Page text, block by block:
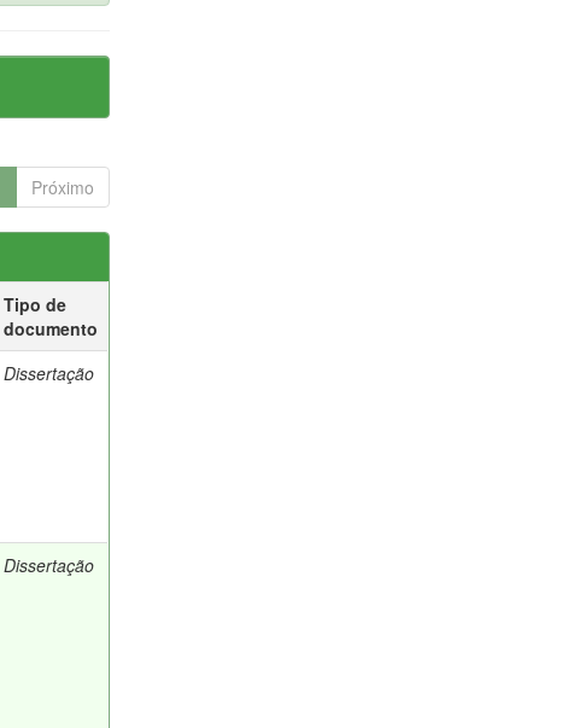
Próximo
Tipo de
documento
Dissertação
Dissertação